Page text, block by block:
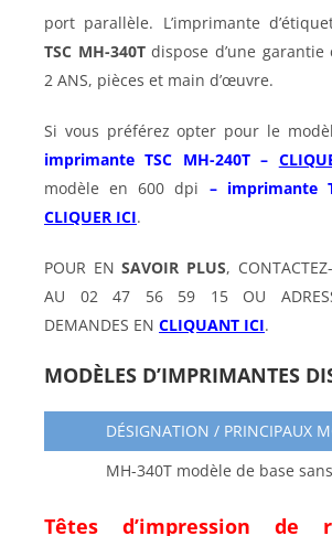
port parallèle. L’imprimante
TSC MH-340Tdispose d’une
2 ANS, pièces et main d’œuvre.
Si vous préférez opter pour le
imprimante TSC MH-240T –
modèle en 600 dpi – imprimante
CLIQUER ICI.
POUR ENSAVOIR PLUS,
AU 02 47 56 59 15 OU
DEMANDES EN CLIQUANT ICI.
MODÈLES D’IMPRIMANTES
DÉSIGNATION / PRINCIPAUX
MH-340T modèle de base
Têtes d’impression de